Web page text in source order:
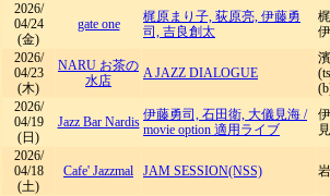
2026/
04/24
(金)
gate one
梶原まり子, 荻原亮, 伊藤勇
司, 吉良創太
2026/
04/23
(木)
NARU お茶の
水店
A JAZZ DIALOGUE
2026/
04/19
(日)
Jazz Bar Nardis 伊藤勇司, 石田衛, 大儀見海 /
movie option 適用ライブ
2026/
04/18
(土)
Cafe' Jazzmal JAM SESSION(NSS)